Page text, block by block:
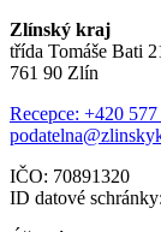
Zlínský kraj
třída Tomáše Bati
761 90 Zlín
Recepce: +420 577
IČO: 70891320
ID datové